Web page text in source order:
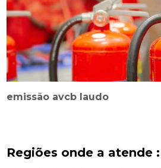
emissão avcb laudo
Regiões onde a atende :